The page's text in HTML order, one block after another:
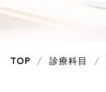
TOP 診療科目